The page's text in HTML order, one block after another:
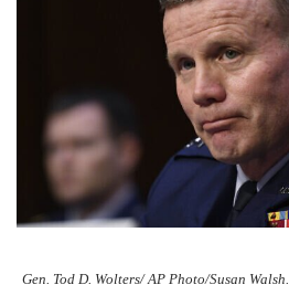
Gen. Tod D. Wolters/ AP Photo/Susan Walsh.